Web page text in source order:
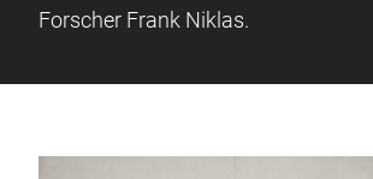
Forscher Frank Niklas.